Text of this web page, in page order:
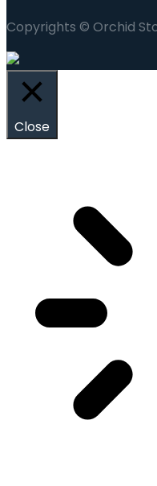
Copyrights © Orchid
Close